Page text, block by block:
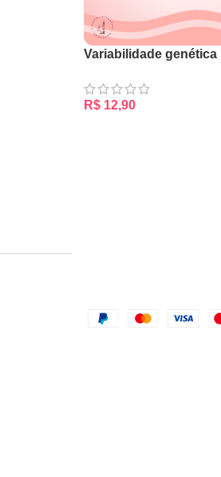
Variabilidade genética
R$12,90